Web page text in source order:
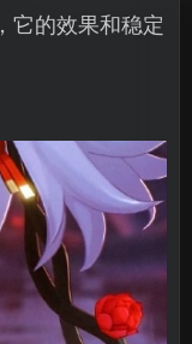
，它的效果和稳定